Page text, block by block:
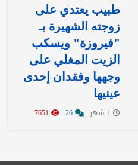
طبيب يعتدي على
زوجته الشهيرة بـ
"فيروزة" ويسكب
الزيت المغلي على
وجهها وفقدان إحدى
عينيها